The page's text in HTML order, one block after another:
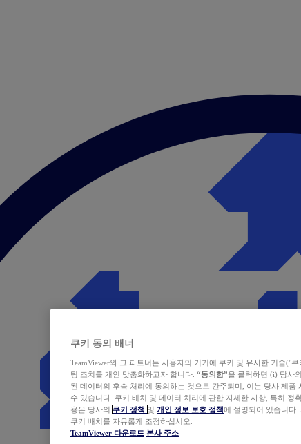
쿠키 동의 배너
TeamViewer와 그 파트너는 사용자의 기기에 쿠키 및 유사한 기술("
팅 조치를 개인 맞춤화하고자 합니다. “동의함”을 클릭하면 (i) 당사
된 데이터의 후속 처리에 동의하는 것으로 간주되며, 이는 당사 제
수 있습니다. 쿠키 배치 및 데이터 처리에 관한 자세한 사항, 특히 정
용은 당사의 쿠키 정책 및 개인 정보 보호 정책에 설명되어 있습니다.
쿠키 배치를 자유롭게 조정하십시오.
TeamViewer 다운로드 본사 주소